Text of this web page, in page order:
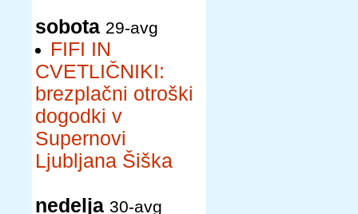
sobota 29-avg
FIFI IN
CVETLIČNIKI:
brezplačni otroški
dogodki v
Supernovi
Ljubljana Šiška
nedelja 30-avg